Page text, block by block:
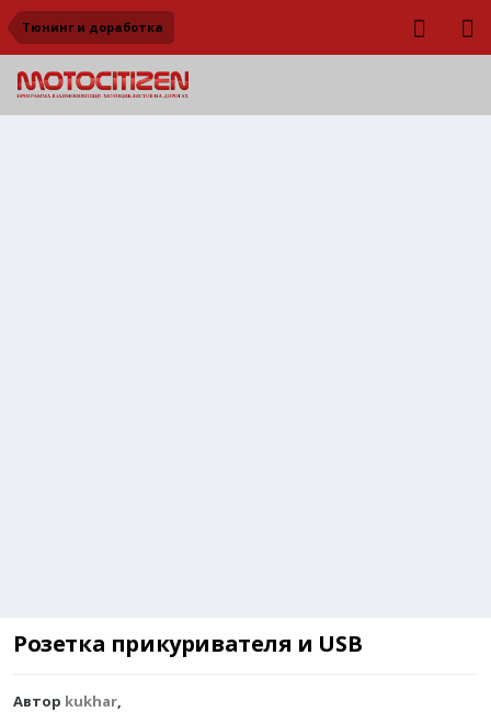
Тюнинг и доработка
Розетка прикуривателя и USB
Автор kukhar,